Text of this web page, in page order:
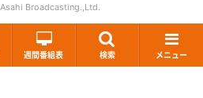
週間番組表 検索 メニュー
Broadcasting.,Ltd.